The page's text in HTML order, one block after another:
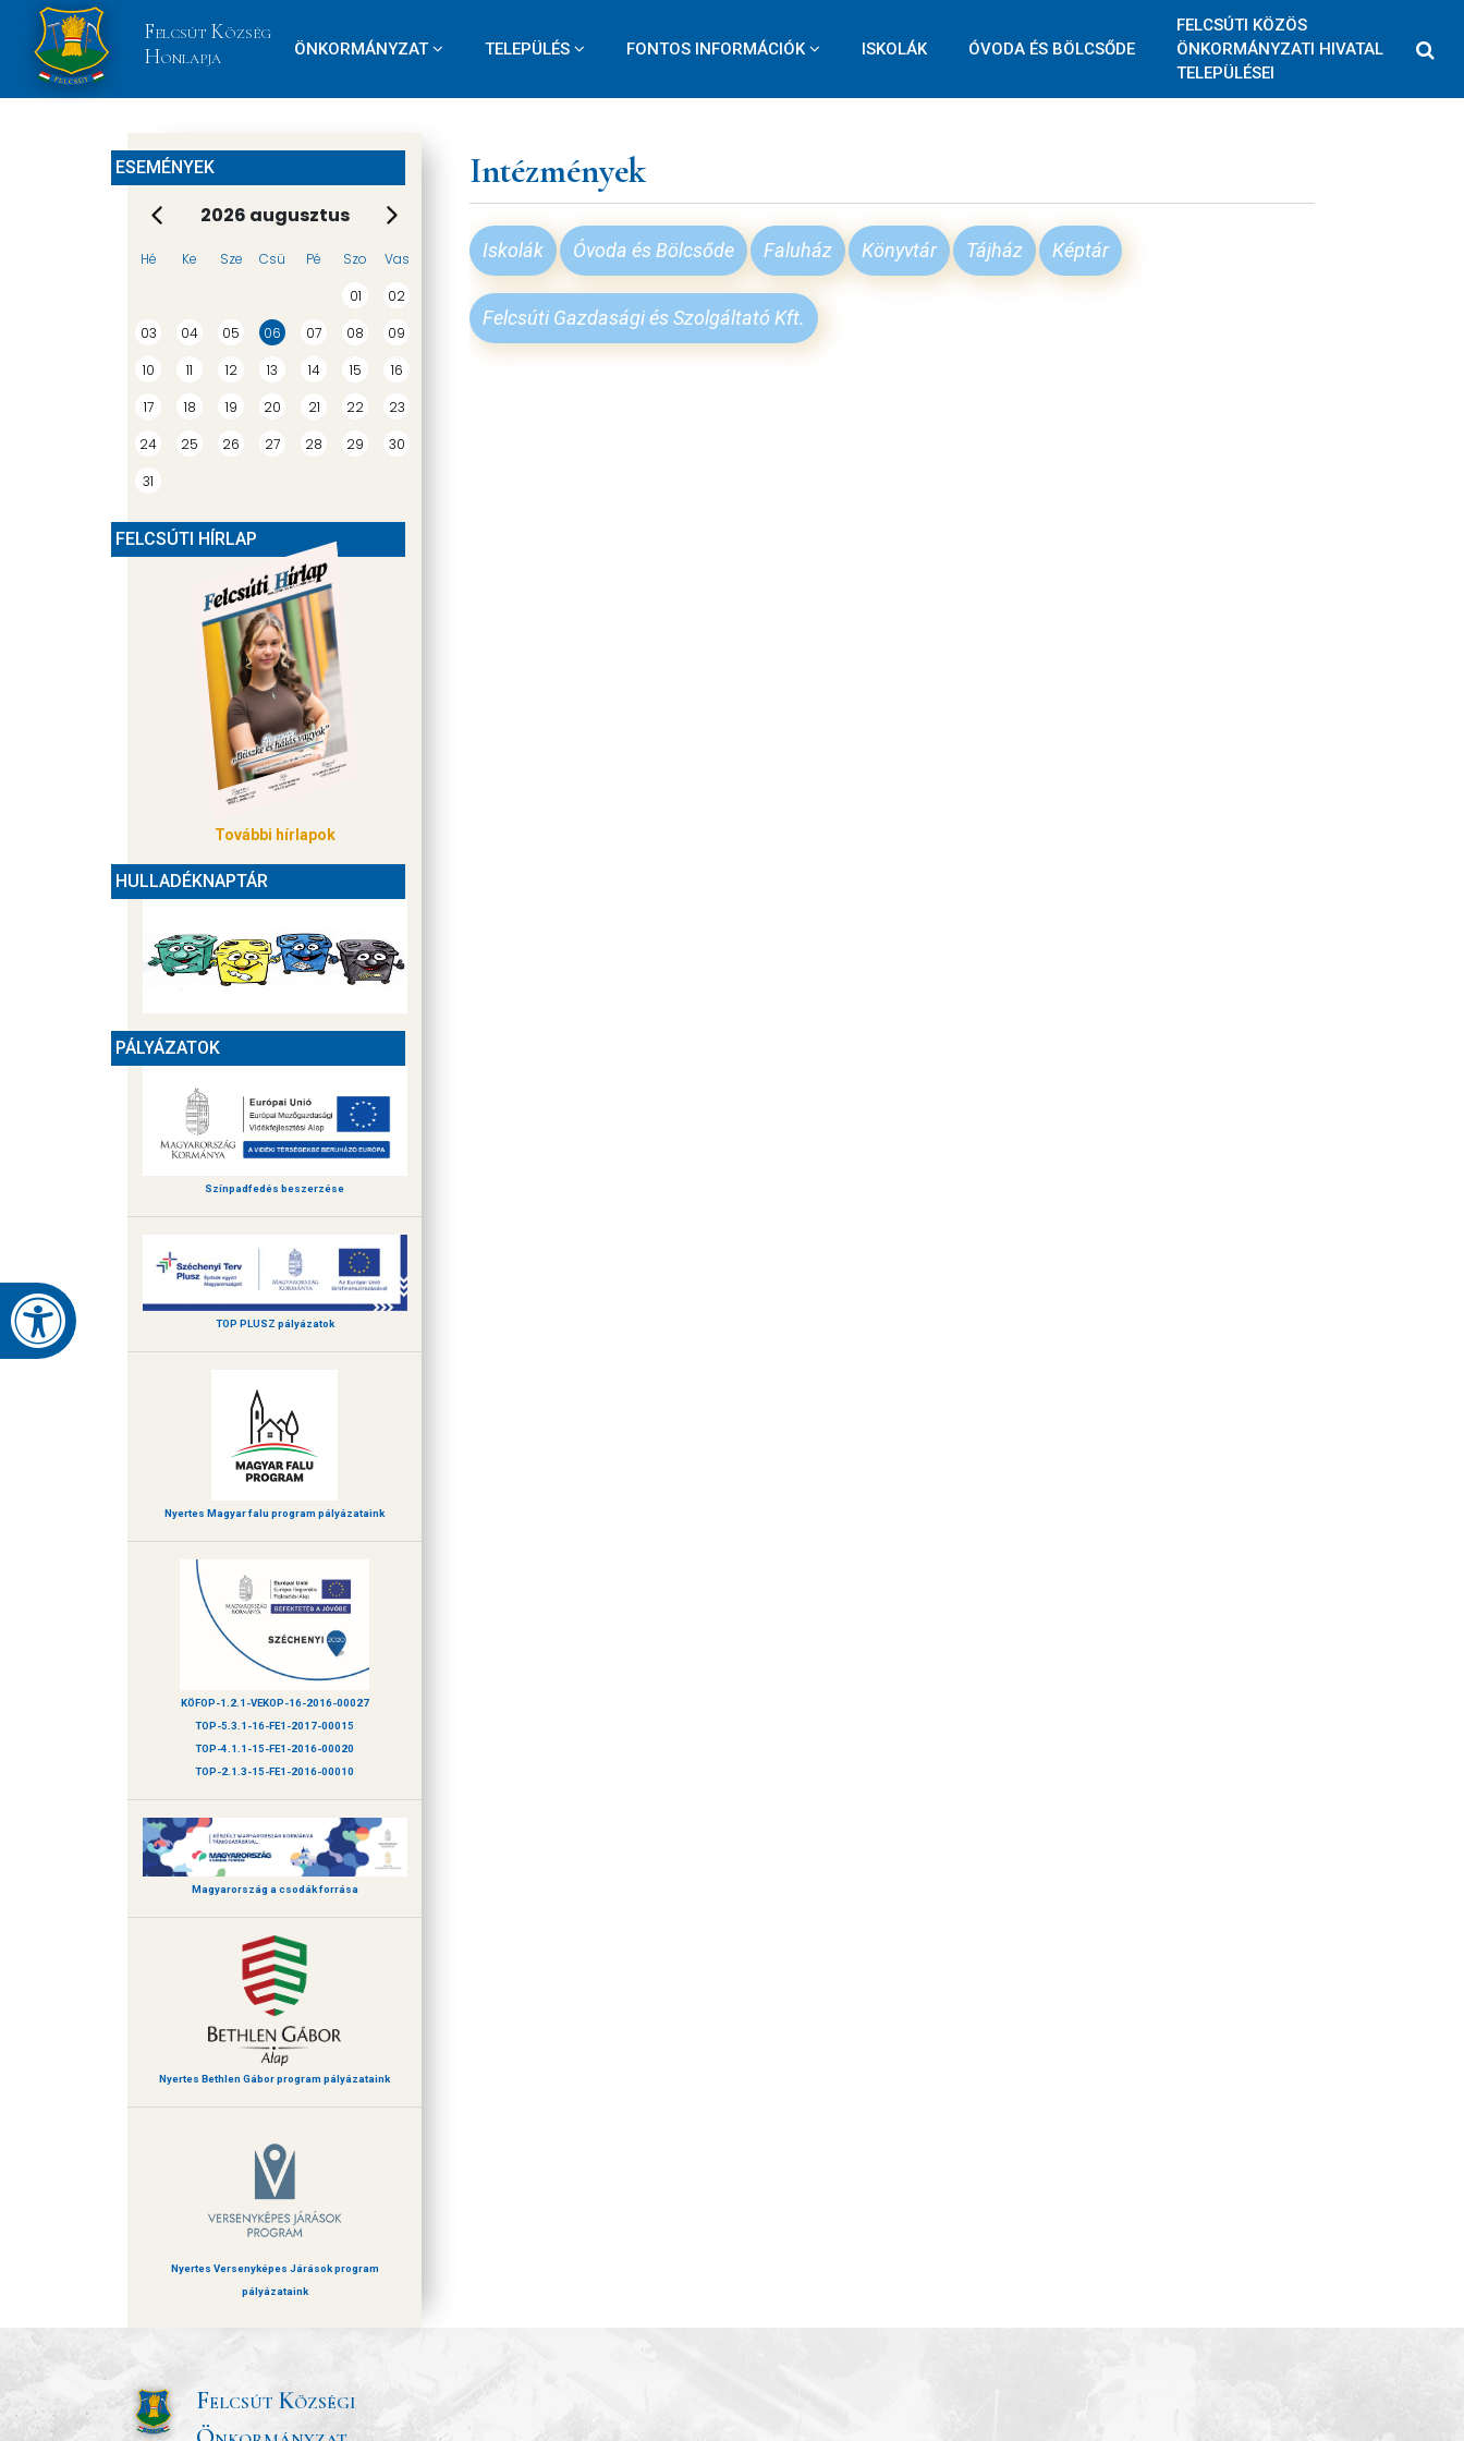
Betűméret
kontraszt
aláhúzása
Olvasható
Felcsút Község
Honlapja
ÖNKORMÁNYZAT TELEPÜLÉS ISKOLÁK
FONTOS INFORMÁCIÓK ÓVODA ÉS BÖLCSŐDE
FELCSÚTI KÖZÖS
ÖNKORMÁNYZATI HIVATAL
TELEPÜLÉSEI
ESEMÉNYEK
2026 augusztus
Hé Ke Sze Csü Pé Szo
Vas
01
02
03
04 05 06 07 08
09
10
11 12 13 14 15
16
17
18 19 20 21 22
23
24
25 26 27 28 29
30
31
FELCSÚTI HÍRLAP
További hírlapok
HULLADÉKNAPTÁR
PÁLYÁZATOK
Színpadfedés beszerzése
TOP PLUSZ pályázatok
Nyertes Magyar falu program pályázataink
KÖFOP-1.2.1-VEKOP-16-2016-00027
TOP-5.3.1-16-FE1-2017-00015
TOP-4.1.1-15-FE1-2016-00020
TOP-2.1.3-15-FE1-2016-00010
Magyarország a csodák forrása
Nyertes Bethlen Gábor program pályázataink
Nyertes Versenyképes Járások program
pályázataink
Intézmények
Iskolák Óvoda és Bölcsőde Faluház Könyvtár Tájház Képtár
Felcsúti Gazdasági és Szolgáltató Kft.
Felcsút Községi